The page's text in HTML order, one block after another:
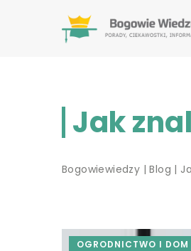
Jak
Bogowiewiedzy |Blog |
OGRODNICTWO I DOM